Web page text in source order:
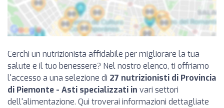
Cerchi un nutrizionista affidabile per migliorare la tua
salute e il tuo benessere? Nel nostro elenco, ti offriamo
l'accesso a una selezione di 27 nutrizionisti di Provincia
di Piemonte - Asti specializzati in vari settori
dell'alimentazione. Qui troverai informazioni dettagliate